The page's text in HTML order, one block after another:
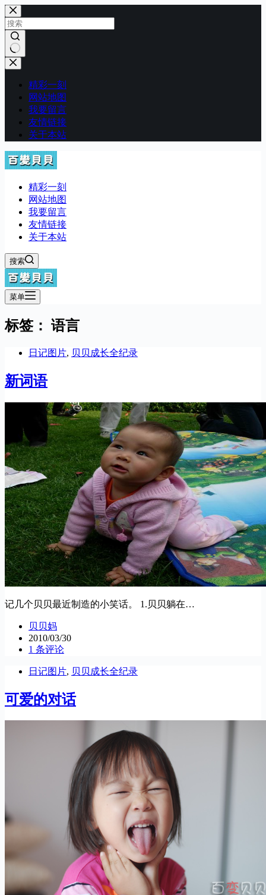
跳
至
内
容
无
精彩一刻
网站地图
我要留言
友情链接
关于本站
精彩一刻
网站地图
我要留言
友情链接
关于本站
搜索
菜单
标签： 语言
日记图片, 贝贝成长全纪录
新词语
记几个贝贝最近制造的小笑话。 1.贝贝躺在…
贝贝妈
2010/03/30
1 条评论
日记图片, 贝贝成长全纪录
可爱的对话